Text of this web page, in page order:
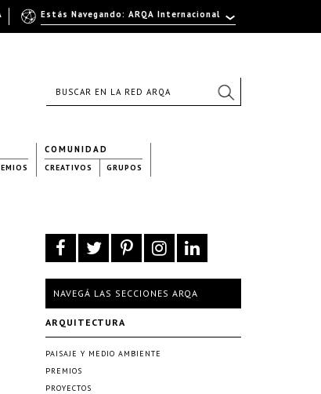
COMUNIDAD
CREATIVOS GRUPOS
NAVEGÁ LAS SECCIONES ARQA
ARQUITECTURA
PAISAJE Y MEDIO AMBIENTE
PREMIOS
PROYECTOS
Estás Navegando: ARQA Internacional